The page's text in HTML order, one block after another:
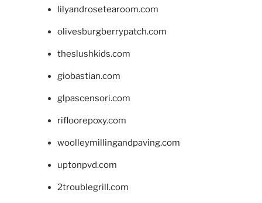
lilyandrosetearoom.com
olivesburgberrypatch.com
theslushkids.com
giobastian.com
glpascensori.com
rifloorepoxy.com
woolleymillingandpaving.com
uptonpvd.com
2troublegrill.com